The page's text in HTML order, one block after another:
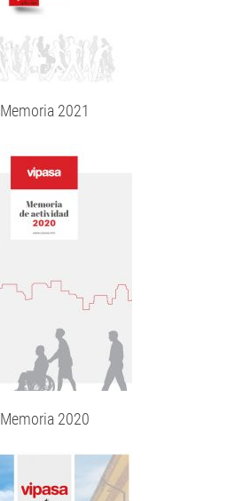
Memoria 2021
Memoria 2020